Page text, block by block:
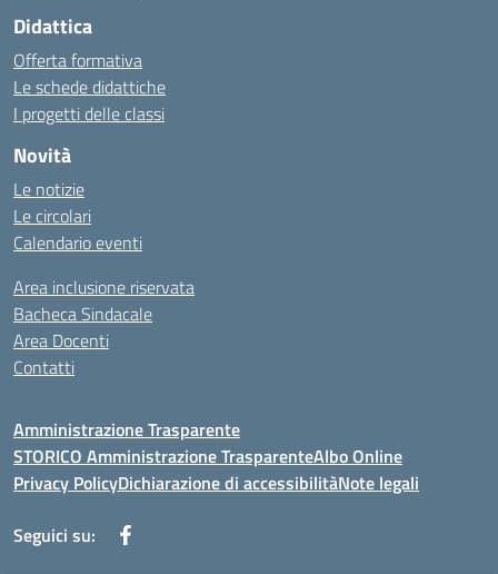
Didattica
Offerta formativa
Le schede didattiche
I progetti delle classi
Novità
Le notizie
Le circolari
Calendario eventi
Area inclusione riservata
Bacheca Sindacale
Area Docenti
Contatti
Amministrazione Trasparente
STORICO Amministrazione TrasparenteAlbo Online
Privacy PolicyDichiarazione di accessibilitàNote legali
Seguici su: